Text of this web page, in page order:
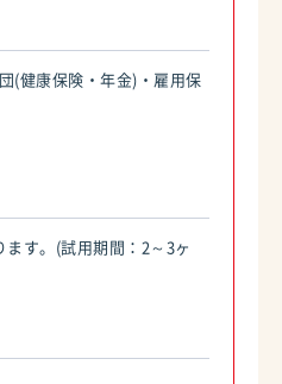
(健康保険・年金)・雇用保
す。(試用期間：2～3ヶ